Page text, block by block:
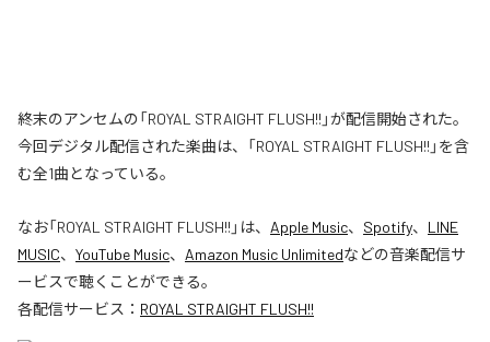
終末のアンセムの「ROYAL STRAIGHT FLUSH!!」が配信開始された。
今回デジタル配信された楽曲は、「ROYAL STRAIGHT FLUSH!!」を含
む全1曲となっている。
なお「ROYAL STRAIGHT FLUSH!! 」は、 Apple Music、 Spotify、 LINE
MUSIC、 YouTube Music、 Amazon Music Unlimitedなどの音楽配信サ
ービスで聴くことができる。
各配信サービス： ROYAL STRAIGHT FLUSH!!